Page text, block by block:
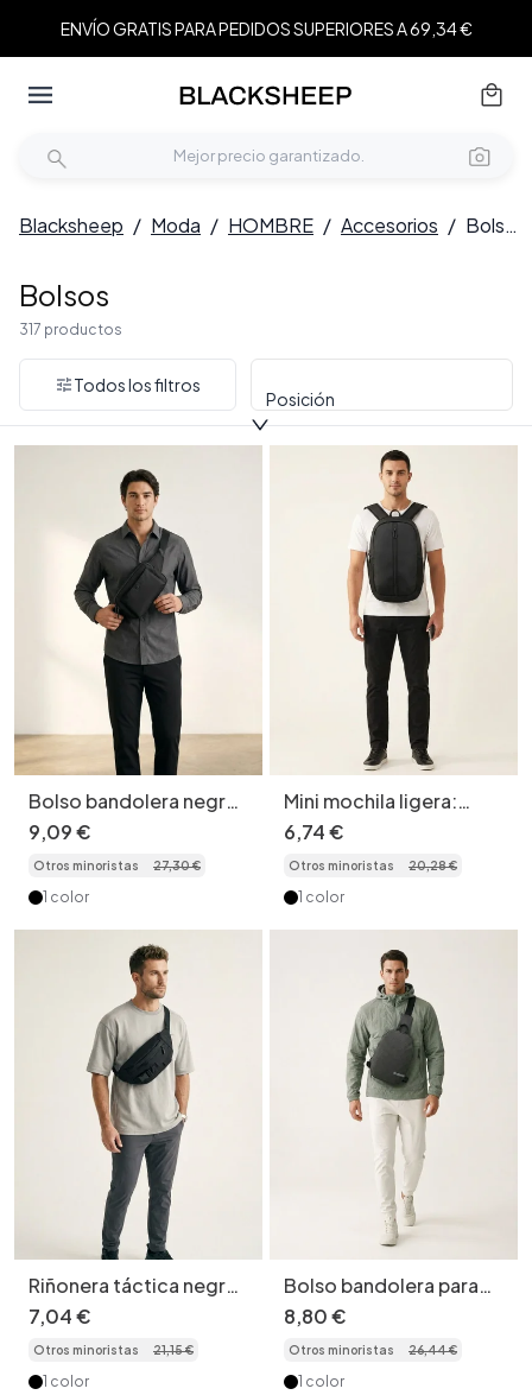
ENVÍO GRATIS PARA PEDIDOS SUPERIORES A 69,34 €
Blacksheep / Moda / HOMBRE / Accesorios / Bolsos
Bolsos
317 productos
Todos los filtros
Posición
Bolso bandolera negro
elegante para el pecho
- Bolso utilitario
moderno
9,09€
Otros minoristas 27,30€
1 color
Mini mochila ligera:
ideal para viajes y uso
diario.
6,74€
Otros minoristas 20,28€
1 color
Riñonera táctica negra
para hombre, bolso de
pecho tipo bandolera.
7,04€
Otros minoristas 21,15€
1 color
Bolso bandolera para
hombre - Bolso de
pecho cruzado
8,80€
Otros minoristas 26,44€
1 color